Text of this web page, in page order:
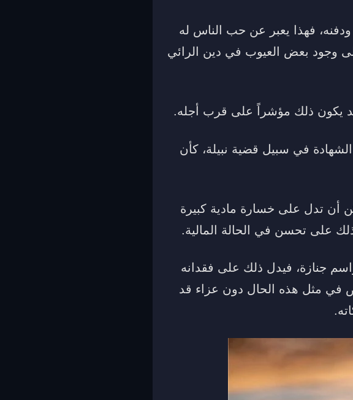
فهذا يعبر عن حب الناس له
وجود بعض العيوب في دين الرائي
يكون ذلك مؤشراً على قرب أجله.
في سبيل قضية نبيلة، كأن
أن تدل على خسارة مادية كبيرة
على تحسن في الحالة المالية.
جنازة، فيدل ذلك على فقدانه
في مثل هذه الحال دون عزاء قد